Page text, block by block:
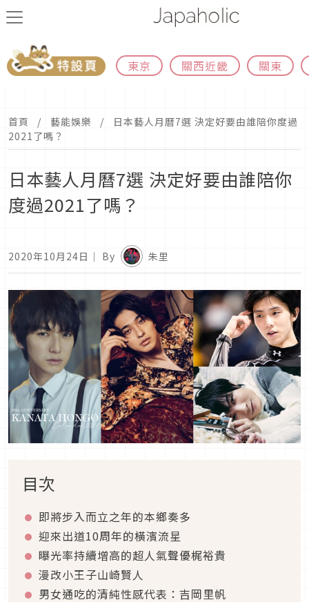
東京 關西近畿 關東
首頁 藝能娛樂
日本藝人月曆7選 決定好要由誰陪你度過
2021了嗎？
日本藝人月曆7選 決定好要由誰陪你
度過2021了嗎？
2020年10月24日 ｜ By 朱里
目次
即將步入而立之年的本鄉奏多
迎來出道10周年的橫濱流星
曝光率持續增高的超人氣聲優梶裕貴
漫改小王子山崎賢人
男女通吃的清純性感代表：吉岡里帆